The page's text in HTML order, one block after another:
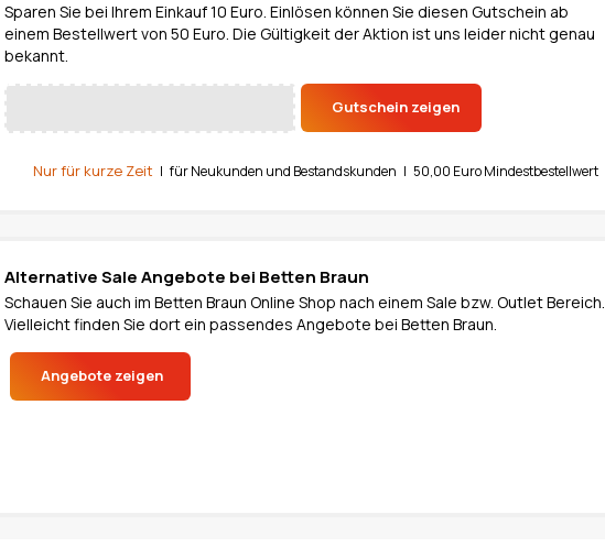
Sparen Sie bei Ihrem Einkauf 10 Euro. Einlösen können Sie diesen Gutschein ab
einem Bestellwert von 50 Euro. Die Gültigkeit der Aktion ist uns leider nicht genau
bekannt.
Gutschein zeigen
Nur für kurze Zeit | für Neukunden und Bestandskunden | 50,00 Euro Mindestbestellwert
Alternative Sale Angebote bei Betten Braun
Schauen Sie auch im Betten Braun Online Shop nach einem Sale bzw. Outlet Bereich.
Vielleicht finden Sie dort ein passendes Angebote bei Betten Braun.
Angebote zeigen